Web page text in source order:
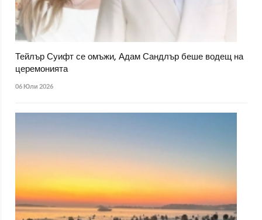
Тейлър Суифт се омъжи, Адам Сандлър беше водещ на
церемонията
06 Юли 2026